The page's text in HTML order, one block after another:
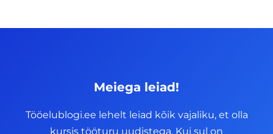
Meiega leiad!
Tööelublogi.ee lehelt leiad kõik vajaliku, et olla
kursis tööturu uudistega. Kui sul on